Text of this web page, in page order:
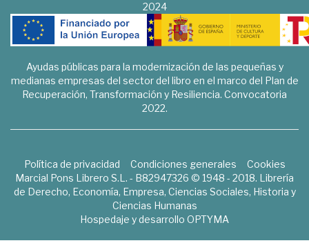
2024
Ayudas públicas para la modernización de las pequeñas y
medianas empresas del sector del libro en el marco del Plan de
Recuperación, Transformación y Resiliencia. Convocatoria
2022.
Política de privacidad Condiciones generales
Cookies
Marcial Pons Librero S.L. - B82947326 © 1948 - 2018. Librería
de Derecho, Economía, Empresa, Ciencias Sociales, Historia y
Ciencias Humanas
Hospedaje y desarrollo OPTYMA